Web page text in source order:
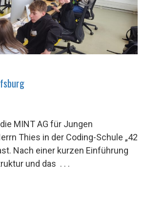
MINT AG für Jungen
Thies in der Coding-Schule „42
Nach einer kurzen Einführung
und das . . .